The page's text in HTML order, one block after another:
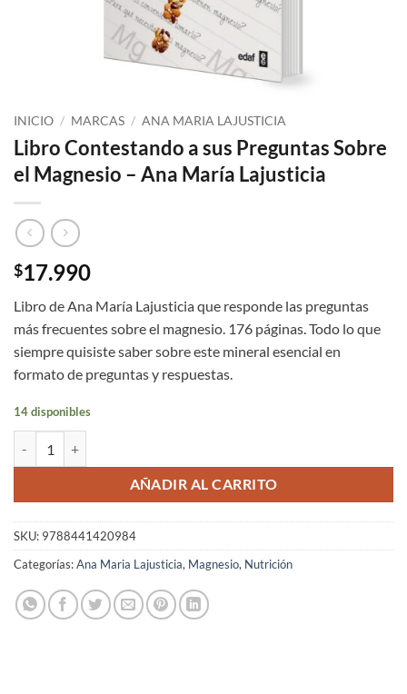
INICIO / MARCAS / ANA MARIA LAJUSTICIA
Libro Contestando a sus Preguntas Sobre
el Magnesio – Ana María Lajusticia
$17.990
Libro de Ana María Lajusticia que responde las preguntas
más frecuentes sobre el magnesio. 176 páginas. Todo lo que
siempre quisiste saber sobre este mineral esencial en
formato de preguntas y respuestas.
14 disponibles
AÑADIR AL CARRITO
SKU: 9788441420984
Categorías:Ana Maria Lajusticia, Magnesio, Nutrición